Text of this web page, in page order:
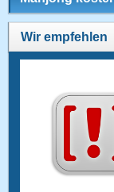
Wir empfehlen